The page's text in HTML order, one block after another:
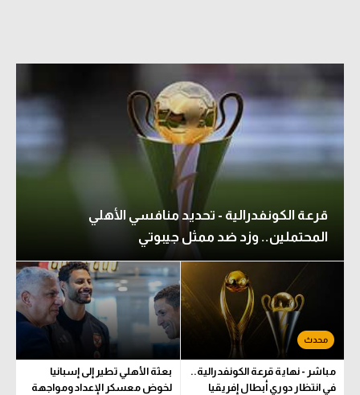
قرعة الكونفدرالية - تحديد منافسي الأهلي
المحتملين.. وزد ضد ممثل جيبوتي
مباشر - نهاية قرعة الكونفدرالية..
في انتظار دوري أبطال إفريقيا
بعثة الأهلي تطير إلى إسبانيا
لخوض معسكر الإعداد ومواجهة